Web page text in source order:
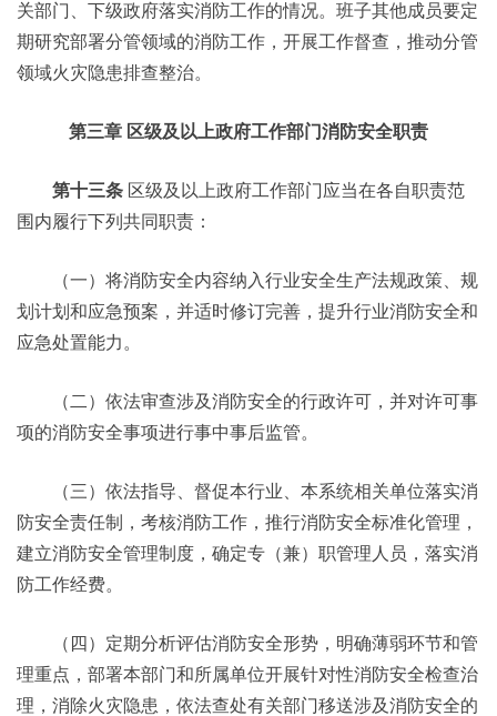
关部门、下级政府落实消防工作的情况。班子其他成员要定
期研究部署分管领域的消防工作，开展工作督查，推动分管
领域火灾隐患排查整治。
第三章 区级及以上政府工作部门消防安全职责
第十三条 区级及以上政府工作部门应当在各自职责范
围内履行下列共同职责：
（一）将消防安全内容纳入行业安全生产法规政策、规
划计划和应急预案，并适时修订完善，提升行业消防安全和
应急处置能力。
（二）依法审查涉及消防安全的行政许可，并对许可事
项的消防安全事项进行事中事后监管。
（三）依法指导、督促本行业、本系统相关单位落实消
防安全责任制，考核消防工作，推行消防安全标准化管理，
建立消防安全管理制度，确定专（兼）职管理人员，落实消
防工作经费。
（四）定期分析评估消防安全形势，明确薄弱环节和管
理重点，部署本部门和所属单位开展针对性消防安全检查治
理，消除火灾隐患，依法查处有关部门移送涉及消防安全的